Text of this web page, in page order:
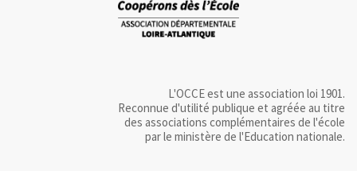
L'OCCE est une association loi 1901.
Reconnue d'utilité publique et agréée au titre
des associations complémentaires de l'école
par le ministère de l'Education nationale.